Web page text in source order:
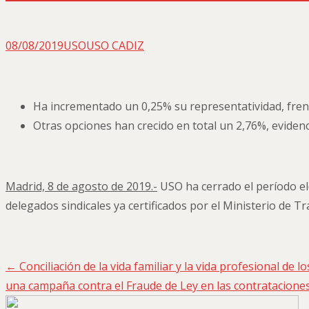
08/08/2019USOUSO CADIZ
Ha incrementado un 0,25% su representatividad,
Otras opciones han crecido en total un 2,76%,
Madrid, 8 de agosto de 2019.- USO ha cerrado el período
delegados sindicales ya certificados por el Ministerio de
Navegación
de
← Conciliación de la vida familiar y la vida profesional de
una campaña contra el Fraude de Ley en las